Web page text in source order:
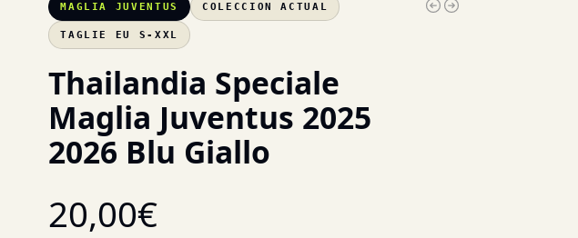
MAGLIA JUVENTUS COLECCION ACTUAL
TAGLIE EU S-XXL
Thailandia Speciale
Maglia Juventus 2025
2026 Blu Giallo
20,00€